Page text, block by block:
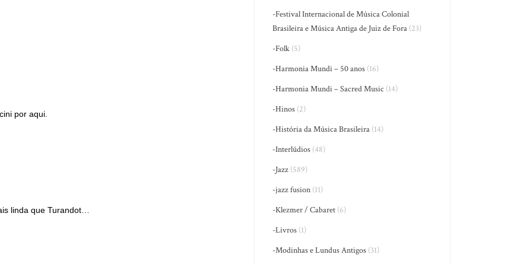
por aqui.
linda que Turandot…
-Festival Internacional de Música Colonial
Brasileira e Música Antiga de Juiz de Fora (23)
-Folk (5)
-Harmonia Mundi – 50 anos (16)
-Harmonia Mundi – Sacred Music (14)
-Hinos (2)
-História da Música Brasileira (14)
-Interlúdios (48)
-Jazz (589)
-jazz fusion (11)
-Klezmer / Cabaret (6)
-Livros (1)
-Modinhas e Lundus Antigos (31)